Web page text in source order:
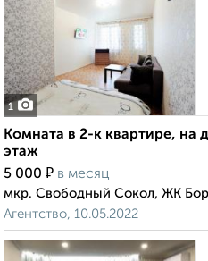
1
Комната в 2-к квартире, на
этаж
5 000 ₽ в месяц
мкр. Свободный Сокол, ЖК
Агентство, 10.05.2022